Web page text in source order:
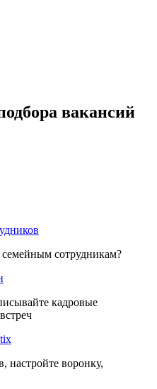
вакансий
семейным сотрудникам?
кадровые
настройте воронку,